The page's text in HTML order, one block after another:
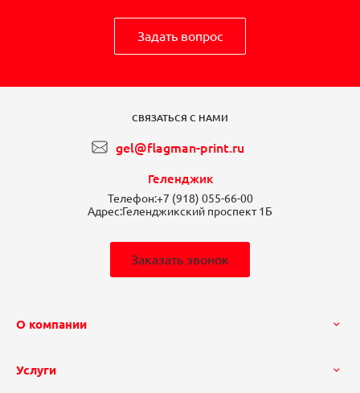
Задать вопрос
СВЯЗАТЬСЯ С НАМИ
gel@flagman-print.ru
Геленджик
Телефон:+7 (918) 055-66-00
Адрес:Геленджикский проспект 1Б
Заказать звонок
О компании
Услуги